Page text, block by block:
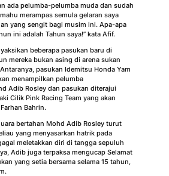
ada pelumba-pelumba muda dan sudah
merampas semula gelaran saya
yang sengit bagi musim ini. Apa-apa
ini adalah Tahun saya!” kata Afif.
beberapa pasukan baru di
mereka bukan asing di arena sukan
pasukan Idemitsu Honda Yam
menampilkan pelumba
Adib Rosley dan pasukan diterajui
Cilik Pink Racing Team yang akan
Bahrin.
bertahan Mohd Adib Rosley turut
yang menyasarkan hatrik pada
meletakkan diri di tangga sepuluh
Adib juga terpaksa mengucap Selamat
yang setia bersama selama 15 tahun,